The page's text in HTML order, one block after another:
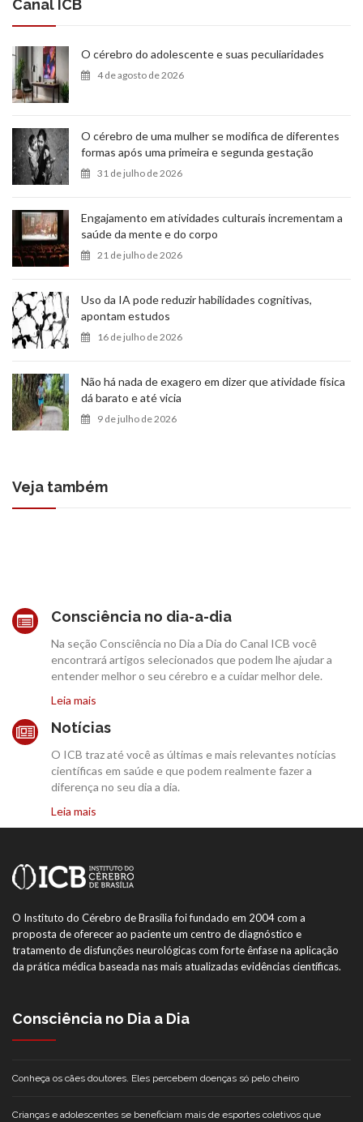
Canal ICB
O cérebro do adolescente e suas peculiaridades
4 de agosto de 2026
O cérebro de uma mulher se modifica de diferentes
formas após uma primeira e segunda gestação
31 de julho de 2026
Engajamento em atividades culturais incrementam a
saúde da mente e do corpo
21 de julho de 2026
Uso da IA pode reduzir habilidades cognitivas,
apontam estudos
16 de julho de 2026
Não há nada de exagero em dizer que atividade física
dá barato e até vicia
9 de julho de 2026
Veja também
Consciência no dia-a-dia
Na seção Consciência no Dia a Dia do Canal ICB você
encontrará artigos selecionados que podem lhe ajudar a
entender melhor o seu cérebro e a cuidar melhor dele.
Leia mais
Notícias
O ICB traz até você as últimas e mais relevantes notícias
científicas em saúde e que podem realmente fazer a
diferença no seu dia a dia.
Leia mais
O Instituto do Cérebro de Brasília foi fundado em 2004 com a
proposta de oferecer ao paciente um centro de diagnóstico e
tratamento de disfunções neurológicas com forte ênfase na aplicação
da prática médica baseada nas mais atualizadas evidências científicas.
Consciência no Dia a Dia
Conheça os cães doutores. Eles percebem doenças só pelo cheiro
Crianças e adolescentes se beneficiam mais de esportes coletivos que